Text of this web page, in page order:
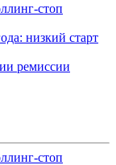
стоп
низкий старт
ремиссии
стоп